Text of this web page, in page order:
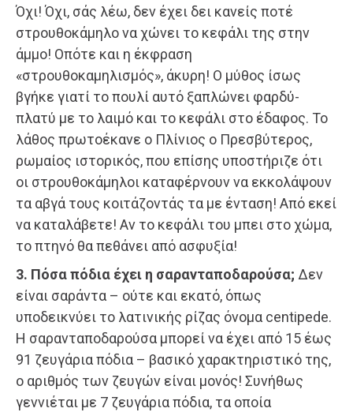
Όχι! Όχι, σάς λέω, δεν έχει δει κανείς ποτέ
στρουθοκάμηλο να χώνει το κεφάλι της στην
άμμο! Οπότε και η έκφραση
«στρουθοκαμηλισμός», άκυρη! Ο μύθος ίσως
βγήκε γιατί το πουλί αυτό ξαπλώνει φαρδύ-
πλατύ με το λαιμό και το κεφάλι στο έδαφος. Το
λάθος πρωτοέκανε ο Πλίνιος ο Πρεσβύτερος,
ρωμαίος ιστορικός, που επίσης υποστήριζε ότι
οι στρουθοκάμηλοι καταφέρνουν να εκκολάψουν
τα αβγά τους κοιτάζοντάς τα με ένταση! Από εκεί
να καταλάβετε! Αν το κεφάλι του μπει στο χώμα,
το πτηνό θα πεθάνει από ασφυξία!
3. Πόσα πόδια έχει η σαρανταποδαρούσα; Δεν
είναι σαράντα – ούτε και εκατό, όπως
υποδεικνύει το λατινικής ρίζας όνομα centipede.
Η σαρανταποδαρούσα μπορεί να έχει από 15 έως
91 ζευγάρια πόδια – βασικό χαρακτηριστικό της,
ο αριθμός των ζευγών είναι μονός! Συνήθως
γεννιέται με 7 ζευγάρια πόδια, τα οποία